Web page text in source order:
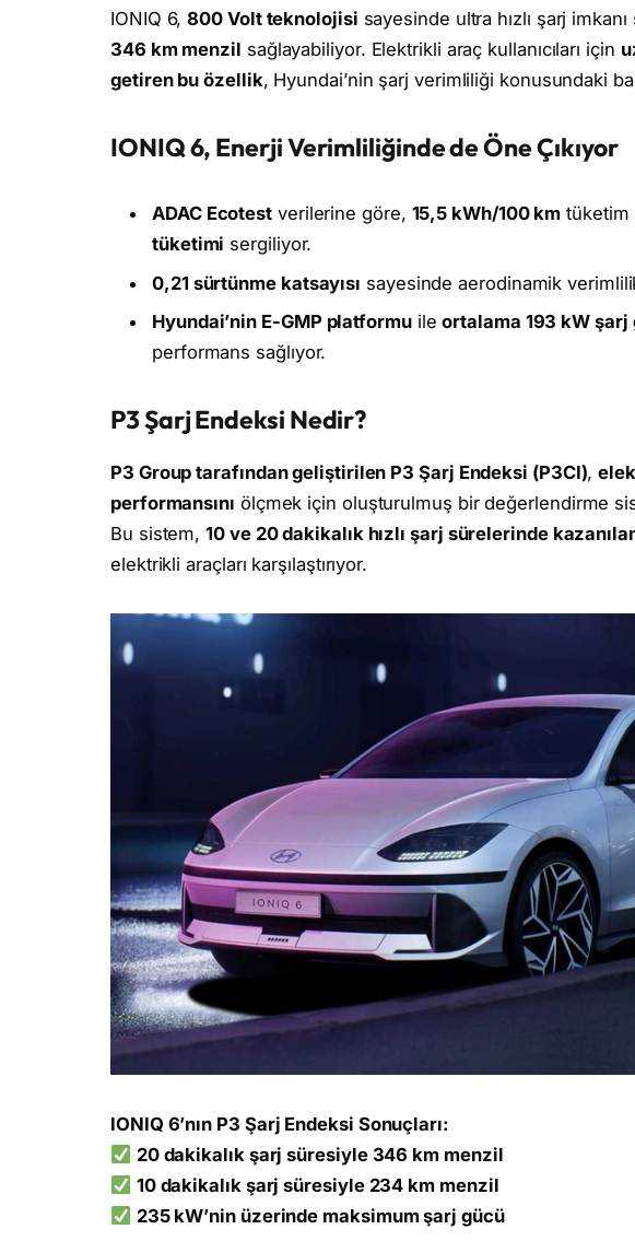
IONIQ 6,800 Volt teknolojisi sayesinde ultra hızlı şarj
346 km menzil sağlayabiliyor. Elektrikli araç kullanıcıları için
getiren bu özellik, Hyundai’nin şarj verimliliği konusundaki
IONIQ 6, Enerji Verimliliğinde de Öne Çıkıyor
ADAC Ecotest verilerine göre, 15,5 kWh/100 km tüketim
tüketimi sergiliyor.
0,21 sürtünme katsayısı sayesinde aerodinamik
Hyundai’nin E-GMP platformuileortalama 193 kW şarj
performans sağlıyor.
P3 Şarj Endeksi Nedir?
P3 Group tarafından geliştirilen P3 Şarj Endeksi (P3CI),
performansını ölçmek için oluşturulmuş bir değerlendirme
Bu sistem,10 ve 20 dakikalık hızlı şarj sürelerinde
elektrikli araçları karşılaştırıyor.
IONIQ 6’nın P3 Şarj Endeksi Sonuçları:
20 dakikalık şarj süresiyle 346 km menzil
10 dakikalık şarj süresiyle 234 km menzil
235 kW’nin üzerinde maksimum şarj gücü